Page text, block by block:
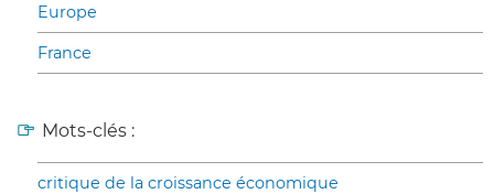
Europe
France
Mots-clés :
critique de la croissance économique